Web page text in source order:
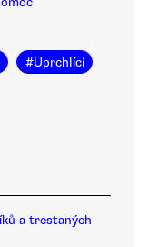
#Uprchlíci
a trestaných